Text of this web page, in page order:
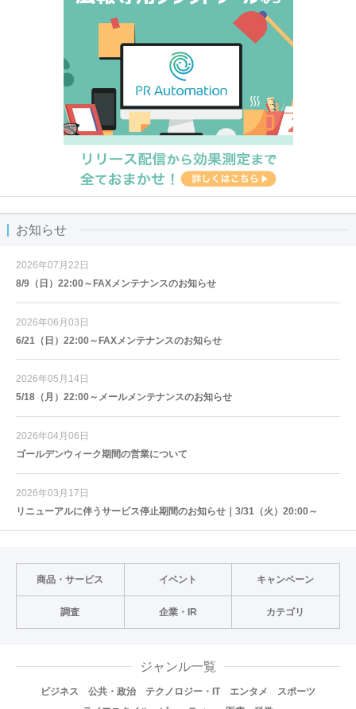
お知らせ
2026年07月22日
8/9（日）22:00～FAXメンテナンスのお知らせ
2026年06月03日
6/21（日）22:00～FAXメンテナンスのお知らせ
2026年05月14日
5/18（月）22:00～メールメンテナンスのお知らせ
2026年04月06日
ゴールデンウィーク期間の営業について
2026年03月17日
リニューアルに伴うサービス停止期間のお知らせ｜3/31（火）20:00～
商品・サービス イベント キャンペーン
調査 企業・IR カテゴリ
ジャンル一覧
ビジネス 公共・政治 テクノロジー・IT エンタメ
スポーツ